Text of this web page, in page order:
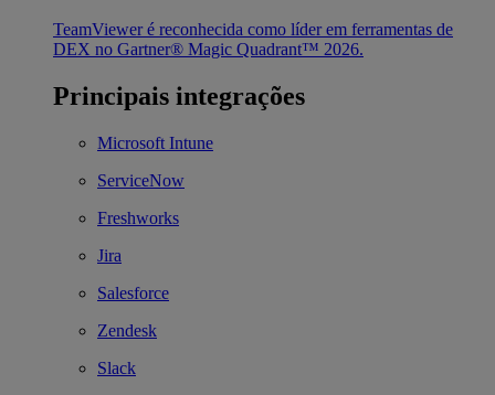
TeamViewer é reconhecida como líder em ferramentas de
DEX no Gartner® Magic Quadrant™ 2026.
Principais integrações
Microsoft Intune
ServiceNow
Freshworks
Jira
Salesforce
Zendesk
Slack